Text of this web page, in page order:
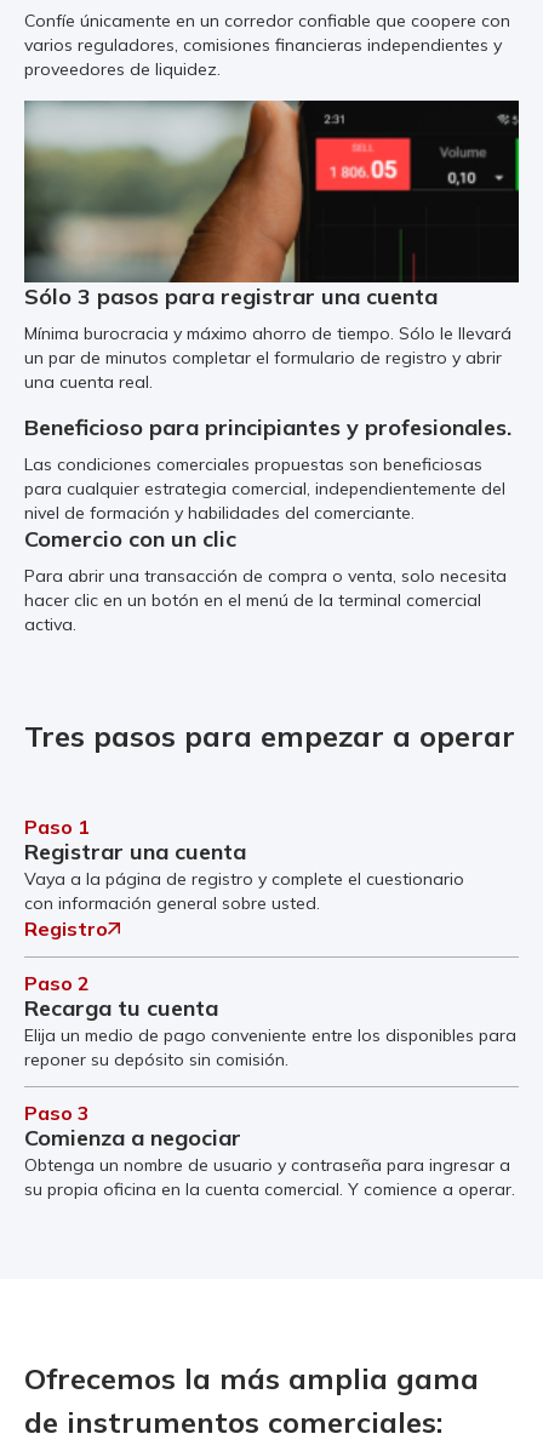
Confíe únicamente en un corredor confiable que coopere con
varios reguladores, comisiones financieras independientes y
proveedores de liquidez.
Sólo 3 pasos para registrar una cuenta
Mínima burocracia y máximo ahorro de tiempo. Sólo le llevará
un par de minutos completar el formulario de registro y abrir
una cuenta real.
Beneficioso para principiantes y profesionales.
Las condiciones comerciales propuestas son beneficiosas
para cualquier estrategia comercial, independientemente del
nivel de formación y habilidades del comerciante.
Comercio con un clic
Para abrir una transacción de compra o venta, solo necesita
hacer clic en un botón en el menú de la terminal comercial
activa.
Tres pasos para empezar a operar
Paso 1
Registrar una cuenta
Vaya a la página de registro y complete el cuestionario
con información general sobre usted.
Registro
Paso 2
Recarga tu cuenta
Elija un medio de pago conveniente entre los disponibles para
reponer su depósito sin comisión.
Paso 3
Comienza a negociar
Obtenga un nombre de usuario y contraseña para ingresar a
su propia oficina en la cuenta comercial. Y comience a operar.
Ofrecemos la más amplia gama
de instrumentos comerciales: